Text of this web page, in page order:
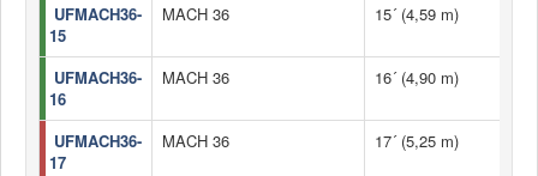
UFMACH36-
15
MACH 36 15´ (4,59 m)
UFMACH36-
16
MACH 36 16´ (4,90 m)
UFMACH36-
17
MACH 36 17´ (5,25 m)